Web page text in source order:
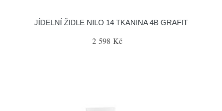
JÍDELNÍ ŽIDLE NILO 14 TKANINA 4B GRAFIT
2 598 Kč